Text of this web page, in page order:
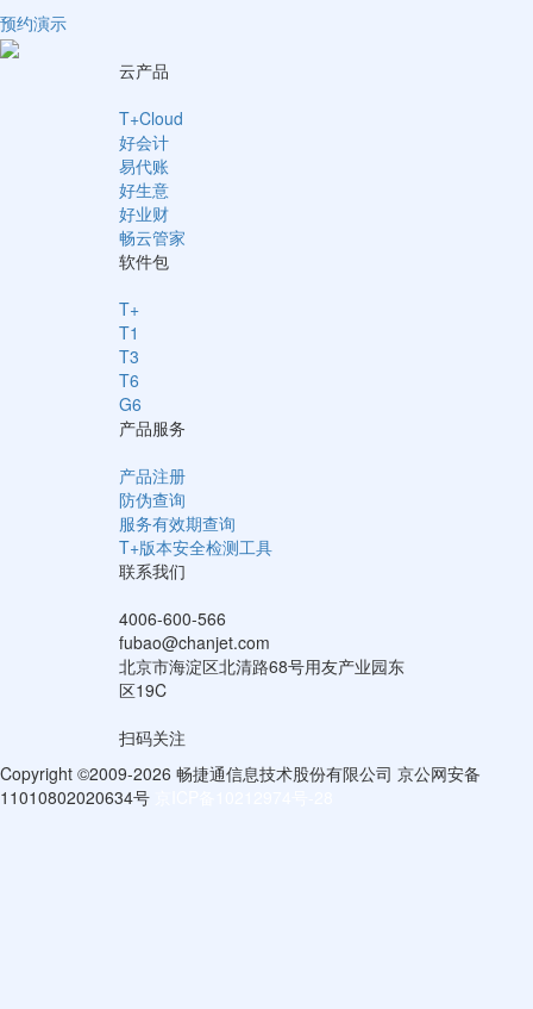
预约演示
云产品
T+Cloud
好会计
易代账
好生意
好业财
畅云管家
软件包
T+
T1
T3
T6
G6
产品服务
产品注册
防伪查询
服务有效期查询
T+版本安全检测工具
联系我们
4006-600-566
fubao@chanjet.com
北京市海淀区北清路68号用友产业园东
区19C
扫码关注
Copyright ©2009-2026 畅捷通信息技术股份有限公司 京公网安备
11010802020634号